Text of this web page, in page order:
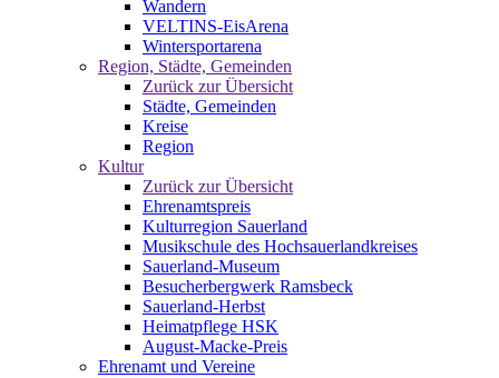
Wandern
VELTINS-EisArena
Wintersportarena
Region, Städte, Gemeinden
Zurück zur Übersicht
Städte, Gemeinden
Kreise
Region
Kultur
Zurück zur Übersicht
Ehrenamtspreis
Kulturregion Sauerland
Musikschule des Hochsauerlandkreises
Sauerland-Museum
Besucherbergwerk Ramsbeck
Sauerland-Herbst
Heimatpflege HSK
August-Macke-Preis
Ehrenamt und Vereine